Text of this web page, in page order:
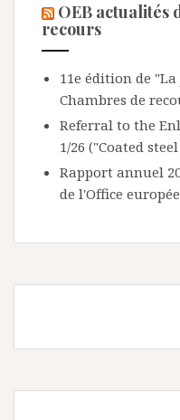
OEB actualités
recours
11e édition de
Chambres de
Referral to the
1/26 ("Coated
Rapport annuel
de l'Office